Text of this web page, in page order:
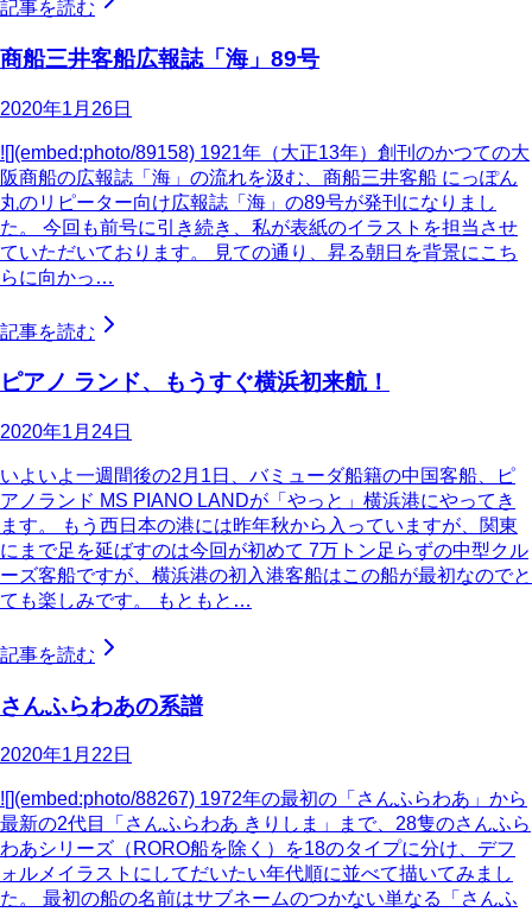
記事を読む
商船三井客船広報誌「海」89号
2020年1月26日
![](embed:photo/89158) 1921年（大正13年）創刊のかつての大
阪商船の広報誌「海」の流れを汲む、商船三井客船 にっぽん
丸のリピーター向け広報誌「海」の89号が発刊になりまし
た。 今回も前号に引き続き、私が表紙のイラストを担当させ
ていただいております。 見ての通り、昇る朝日を背景にこち
らに向かっ…
記事を読む
ピアノ ランド、もうすぐ横浜初来航！
2020年1月24日
いよいよ一週間後の2月1日、バミューダ船籍の中国客船、ピ
アノランド MS PIANO LANDが「やっと」横浜港にやってき
ます。 もう西日本の港には昨年秋から入っていますが、関東
にまで足を延ばすのは今回が初めて 7万トン足らずの中型クル
ーズ客船ですが、横浜港の初入港客船はこの船が最初なのでと
ても楽しみです。 もともと…
記事を読む
さんふらわあの系譜
2020年1月22日
![](embed:photo/88267) 1972年の最初の「さんふらわあ」から
最新の2代目「さんふらわあ きりしま」まで、28隻のさんふら
わあシリーズ（RORO船を除く）を18のタイプに分け、デフ
ォルメイラストにしてだいたい年代順に並べて描いてみまし
た。 最初の船の名前はサブネームのつかない単なる「さんふ